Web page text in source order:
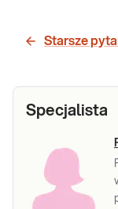
Starsze
Specjalista